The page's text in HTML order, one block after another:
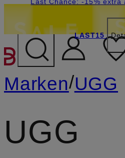
ZUM
LAST15
Marken/UGG
UGG